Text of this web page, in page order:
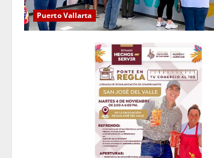
Puerto Vallarta